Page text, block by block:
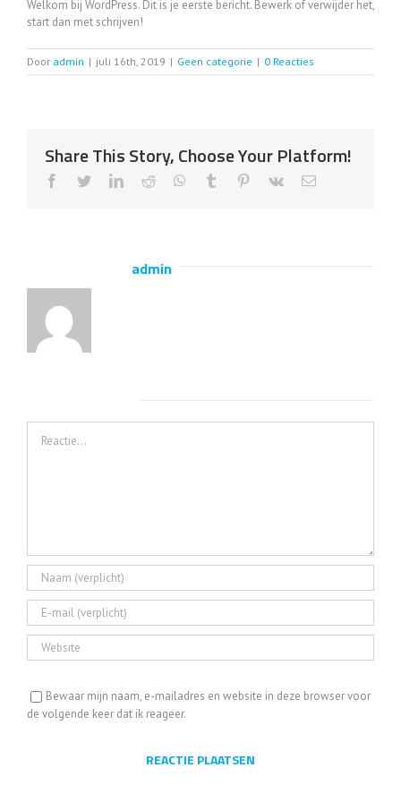
Welkom bij WordPress. Dit is je eerste bericht. Bewerk of verwijder het,
start dan met schrijven!
Door admin | juli 16th, 2019 | Geen categorie | 0 Reacties
Share This Story, Choose Your Platform!
Facebook
TwitterLinkedIn
Reddit WhatsApp
Tumblr Pinterest
Vk
E-
admin
Bewaar mijn naam, e-mailadres en website in deze browser voor
de volgende keer dat ik reageer.